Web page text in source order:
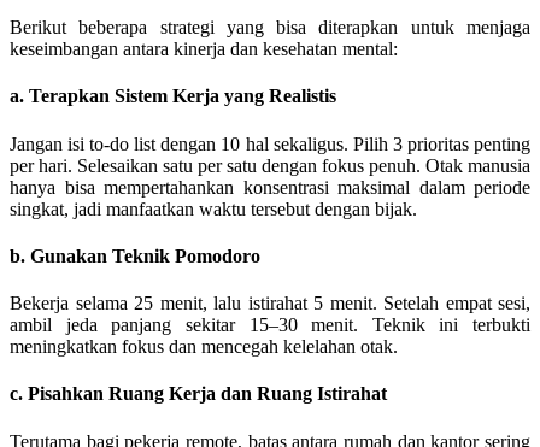
Berikut beberapa strategi yang bisa diterapkan untuk menjaga
keseimbangan antara kinerja dan kesehatan mental:
a. Terapkan Sistem Kerja yang Realistis
Jangan isi to-do list dengan 10 hal sekaligus. Pilih 3 prioritas penting
per hari. Selesaikan satu per satu dengan fokus penuh. Otak manusia
hanya bisa mempertahankan konsentrasi maksimal dalam periode
singkat, jadi manfaatkan waktu tersebut dengan bijak.
b. Gunakan Teknik Pomodoro
Bekerja selama 25 menit, lalu istirahat 5 menit. Setelah empat sesi,
ambil jeda panjang sekitar 15–30 menit. Teknik ini terbukti
meningkatkan fokus dan mencegah kelelahan otak.
c. Pisahkan Ruang Kerja dan Ruang Istirahat
Terutama bagi pekerja remote, batas antara rumah dan kantor sering